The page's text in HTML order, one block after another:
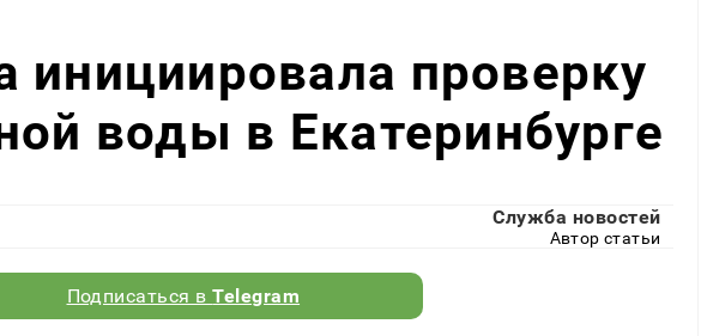
инициировала проверку
воды в Екатеринбурге
Служба новостей
Автор статьи
Подписаться вTelegram